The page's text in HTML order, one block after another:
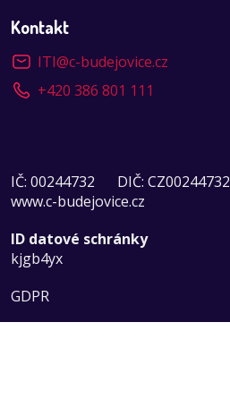
Kontakt
ITI@c-budejovice.cz
+420 386 801 111
IČ: 00244732
DIČ: CZ00244732
www.c-budejovice.cz
ID datové schránky
kjgb4yx
GDPR